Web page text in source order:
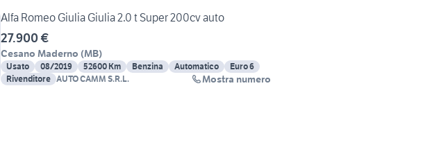
Alfa Romeo Giulia Giulia 2.0 t Super 200cv auto
27.900 €
Cesano Maderno (MB)
Usato 08/2019 52600 Km Benzina Automatico
Euro 6
Rivenditore AUTO CAMM S.R.L. Mostra numero